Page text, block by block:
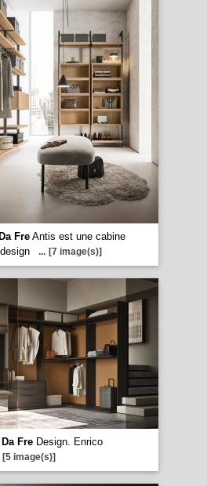
FreAntis est une cabine
... [7 image(s)]
FreDesign. Enrico
[5 image(s)]